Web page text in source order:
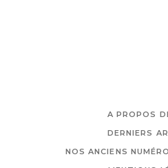
A PROPOS
DERNIERS
NOS ANCIENS